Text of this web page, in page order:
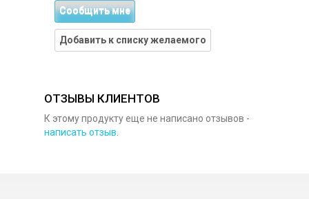
Сообщить мне
Добавить к списку желаемого
ОТЗЫВЫ КЛИЕНТОВ
К этому продукту еще не написано отзывов -
написать отзыв